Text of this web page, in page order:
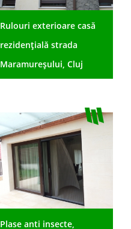
Rulouri exterioare casă
rezidențială strada
Maramureșului, Cluj
Plase anti insecte,